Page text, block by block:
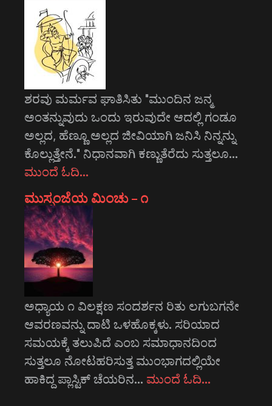
ಶರವು ಮರ್ಮವ ಘಾತಿಸಿತು "ಮುಂದಿನ ಜನ್ಮ
ಅಂತನ್ನುವುದು ಒಂದು ಇರುವುದೇ ಆದಲ್ಲಿ ಗಂಡೂ
ಅಲ್ಲದ, ಹೆಣ್ಣೂ ಅಲ್ಲದ ಜೀವಿಯಾಗಿ ಜನಿಸಿ ನಿನ್ನನ್ನು
ಕೊಲ್ಲುತ್ತೇನೆ." ನಿಧಾನವಾಗಿ ಕಣ್ಣುತೆರೆದು ಸುತ್ತಲೂ…
ಮುಂದೆ ಓದಿ…
ಮುಸ್ಸಂಜೆಯ ಮಿಂಚು – ೧
ಅಧ್ಯಾಯ ೧ ವಿಲಕ್ಷಣ ಸಂದರ್ಶನ ರಿತು ಲಗುಬಗನೇ
ಆವರಣವನ್ನು ದಾಟಿ ಒಳಹೊಕ್ಕಳು. ಸರಿಯಾದ
ಸಮಯಕ್ಕೆ ತಲುಪಿದೆ ಎಂಬ ಸಮಾಧಾನದಿಂದ
ಸುತ್ತಲೂ ನೋಟಹರಿಸುತ್ತ ಮುಂಭಾಗದಲ್ಲಿಯೇ
ಹಾಕಿದ್ದ ಪ್ಲಾಸ್ಟಿಕ್ ಚೆಯರಿನ… ಮುಂದೆ ಓದಿ…